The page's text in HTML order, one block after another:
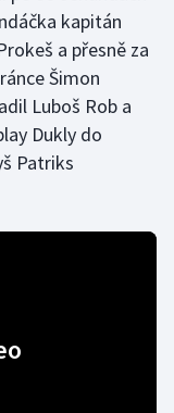
kapitán
a přesně za
Šimon
Luboš Rob a
Dukly do
Patriks